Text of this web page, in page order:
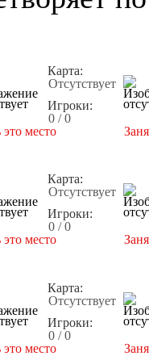
Карта:
Отсутствует
Игроки:
0 / 0
это место
Карта:
Отсутствует
Игроки:
0 / 0
это место
Карта:
Отсутствует
Игроки:
0 / 0
это место